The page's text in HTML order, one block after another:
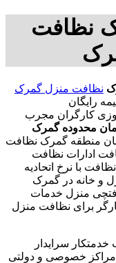
نظافت
نظافت منزل گمرک
رایگان
روزی کارگران مجرب
محدوده گمرک
منطقه گمرک نظافت
ادارات نظافت
با نرخ اتحادیه
و خانه در گمرک
منزل خدمات
برای نظافت منزل
سرایدار
خصوصی و دولتی